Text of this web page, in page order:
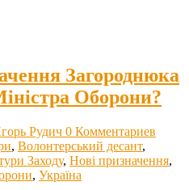
Загороднюка
Оборони?
Рудич 0 Комментариев
, Волонтерський десант,
Заходу, Нові призначення,
, Україна